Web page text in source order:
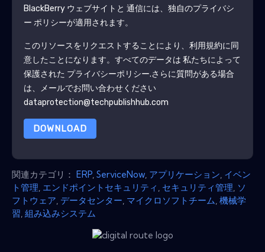
BlackBerryウェブサイトと 通信には、独自のプライバシ
ー ポリシーが適用されます。
このリソースをリクエストすることにより、利用規約に同
意したことになります。すべてのデータは 私たちによって
保護された プライバシーポリシー.さらに質問がある場合
は、メールでお問い合わせください
dataprotection@techpublishhub.com
DOWNLOAD
関連カテゴリ： ERP ServiceNow アプリケーション イベン
ト管理 エンドポイントセキュリティ セキュリティ管理 ソ
フトウェア データセンター マイクロソフトチーム 機械学
習 組み込みシステム